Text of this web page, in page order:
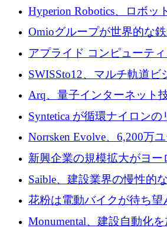
専用の初のシーケンスラボ
Hyperion Robotics、ロボッ
万ドルを確保
Omioグループが世界的な
を目指してRail Europeを買
アプライド コンピューテ
向け基盤 AI の拡張に
SWISSto12、マルチ軌道ビ
ためにシリーズCで7,000
Arq、量子インターネット
して140万ドルを確保
Syntetica が循環ナイロン
にシリーズ A で 3,000 万
Norrsken Evolve、6,200万
後、アムステルダムに根を
新興企業の規模拡大がヨー
した創業者を生み出す、ア
Saible、建設業界の慢性的
対処するために 290 万ポン
花粉は電動バイクが待ち望
ー交換ネットワークを構築
Monumental、建設自動化